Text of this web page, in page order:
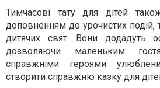
Тимчасові тату для дітей
доповненням до урочистих подій,
дитячих свят. Вони додадуть
дозволяючи маленьким
справжніми героями
створити справжню казку для